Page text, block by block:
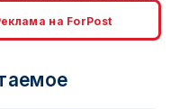
erid: 2SDnjcLUypt
на ForPost